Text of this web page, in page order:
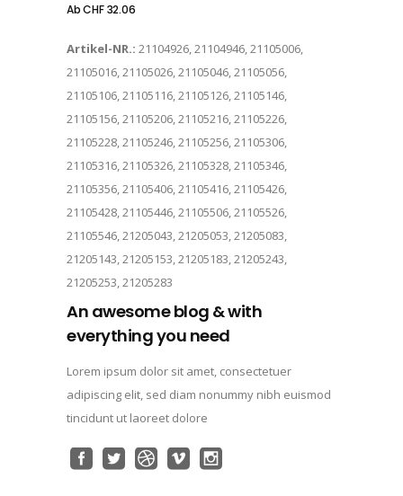
AbCHF32.06
Artikel-NR.: 21104926, 21104946, 21105006,
21105016, 21105026, 21105046, 21105056,
21105106, 21105116, 21105126, 21105146,
21105156, 21105206, 21105216, 21105226,
21105228, 21105246, 21105256, 21105306,
21105316, 21105326, 21105328, 21105346,
21105356, 21105406, 21105416, 21105426,
21105428, 21105446, 21105506, 21105526,
21105546, 21205043, 21205053, 21205083,
21205143, 21205153, 21205183, 21205243,
21205253, 21205283
An awesome blog & with
everything you need
Lorem ipsum dolor sit amet, consectetuer
adipiscing elit, sed diam nonummy nibh euismod
tincidunt ut laoreet dolore